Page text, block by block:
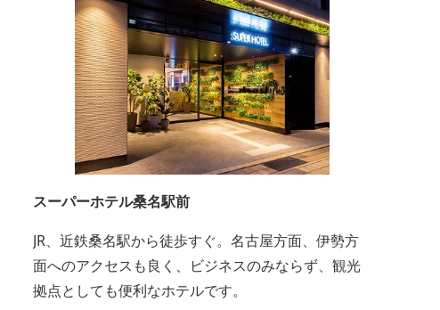
スーパーホテル桑名駅前
JR、近鉄桑名駅から徒歩すぐ。名古屋方面、伊勢方
面へのアクセスも良く、ビジネスのみならず、観光
拠点としても便利なホテルです。